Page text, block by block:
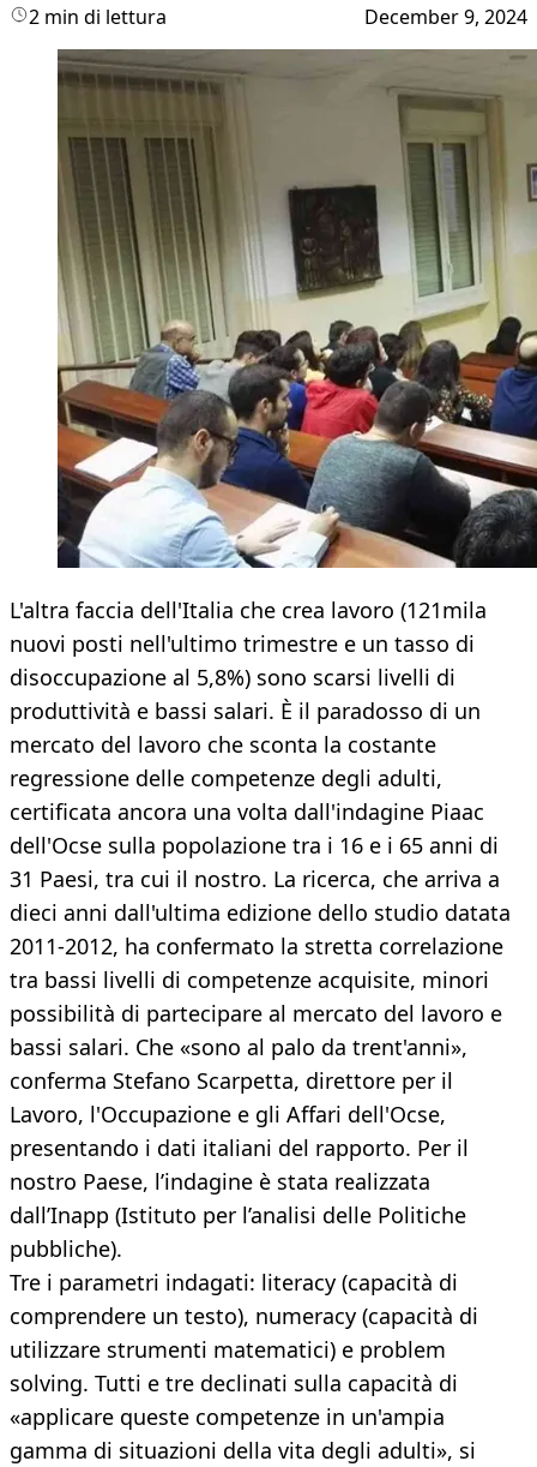
2 min di lettura December 9, 2024
L'altra faccia dell'Italia che crea lavoro (121mila
nuovi posti nell'ultimo trimestre e un tasso di
disoccupazione al 5,8%) sono scarsi livelli di
produttività e bassi salari. È il paradosso di un
mercato del lavoro che sconta la costante
regressione delle competenze degli adulti,
certificata ancora una volta dall'indagine Piaac
dell'Ocse sulla popolazione tra i 16 e i 65 anni di
31 Paesi, tra cui il nostro. La ricerca, che arriva a
dieci anni dall'ultima edizione dello studio datata
2011-2012, ha confermato la stretta correlazione
tra bassi livelli di competenze acquisite, minori
possibilità di partecipare al mercato del lavoro e
bassi salari. Che «sono al palo da trent'anni»,
conferma Stefano Scarpetta, direttore per il
Lavoro, l'Occupazione e gli Affari dell'Ocse,
presentando i dati italiani del rapporto. Per il
nostro Paese, l’indagine è stata realizzata
dall’Inapp (Istituto per l’analisi delle Politiche
pubbliche).
Tre i parametri indagati: literacy (capacità di
comprendere un testo), numeracy (capacità di
utilizzare strumenti matematici) e problem
solving. Tutti e tre declinati sulla capacità di
«applicare queste competenze in un'ampia
gamma di situazioni della vita degli adulti», si